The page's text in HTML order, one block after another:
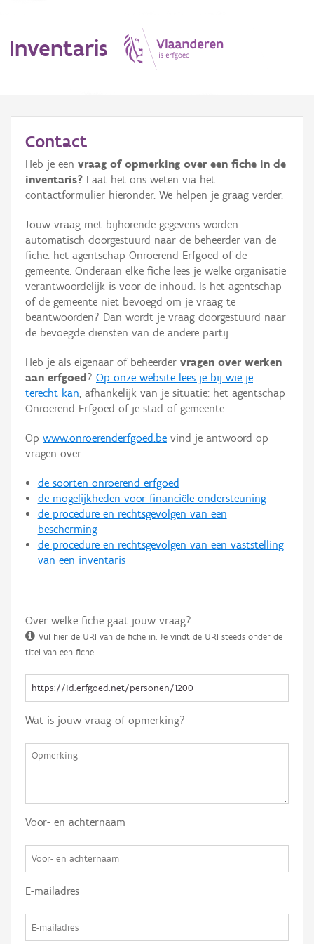
Inventaris
Erfgoedobject
Aanduidingsobject
Waarneming
Thema
Gebeurtenis
Persoon of collectief
Hergebruik
Aanmelden
Contact
Heb je een vraag of opmerking over een fiche in de
inventaris? Laat het ons weten via het
contactformulier hieronder. We helpen je graag verder.
Jouw vraag met bijhorende gegevens worden
automatisch doorgestuurd naar de beheerder van de
fiche: het agentschap Onroerend Erfgoed of de
gemeente. Onderaan elke fiche lees je welke organisatie
verantwoordelijk is voor de inhoud. Is het agentschap
of de gemeente niet bevoegd om je vraag te
beantwoorden? Dan wordt je vraag doorgestuurd naar
de bevoegde diensten van de andere partij.
Heb je als eigenaar of beheerder vragen over werken
aan erfgoed ? Op onze website lees je bij wie je
terecht kan, afhankelijk van je situatie: het agentschap
Onroerend Erfgoed of je stad of gemeente.
Op www.onroerenderfgoed.be vind je antwoord op
vragen over:
de soorten onroerend erfgoed
de mogelijkheden voor financiële ondersteuning
de procedure en rechtsgevolgen van een
bescherming
de procedure en rechtsgevolgen van een vaststelling
van een inventaris
Over welke fiche gaat jouw vraag?
Vul hier de URI van de fiche in. Je vindt de URI steeds onder de
titel van een fiche.
Wat is jouw vraag of opmerking?
Voor- en achternaam
E-mailadres